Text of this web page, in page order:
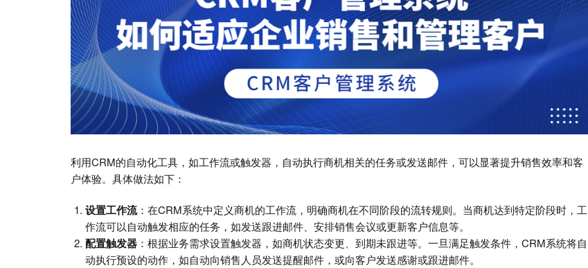
利用CRM的自动化工具，如工作流或触发器，自动执行商机相关的任务或发送邮件，可以显著提升销售效率和客
户体验。具体做法如下：
设置工作流：在CRM系统中定义商机的工作流，明确商机在不同阶段的流转规则。当商机达到特定阶段时，工
作流可以自动触发相应的任务，如发送跟进邮件、安排销售会议或更新客户信息等。
配置触发器 ：根据业务需求设置触发器，如商机状态变更、到期未跟进等。一旦满足触发条件，CRM系统将自
动执行预设的动作，如自动向销售人员发送提醒邮件，或向客户发送感谢或跟进邮件。